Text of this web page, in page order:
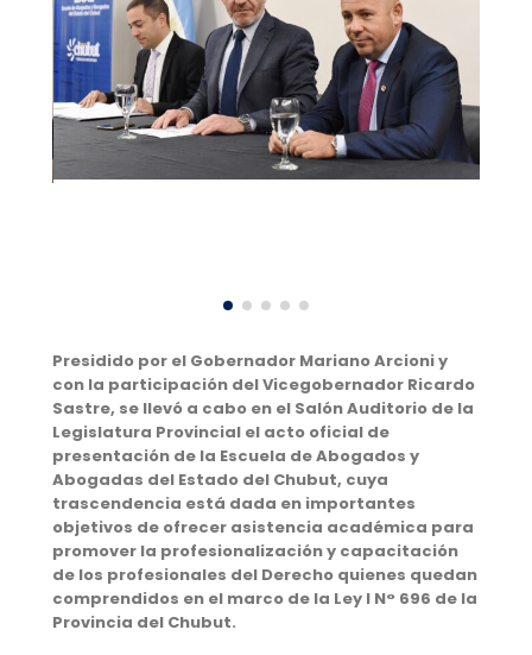
Presidido por el Gobernador Mariano Arcioni y
con la participación del Vicegobernador Ricardo
Sastre, se llevó a cabo en el Salón Auditorio de la
Legislatura Provincial el acto oficial de
presentación de la Escuela de Abogados y
Abogadas del Estado del Chubut, cuya
trascendencia está dada en importantes
objetivos de ofrecer asistencia académica para
promover la profesionalización y capacitación
de los profesionales del Derecho quienes quedan
comprendidos en el marco de la Ley I N° 696 de la
Provincia del Chubut.